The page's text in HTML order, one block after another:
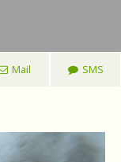
Mail SMS